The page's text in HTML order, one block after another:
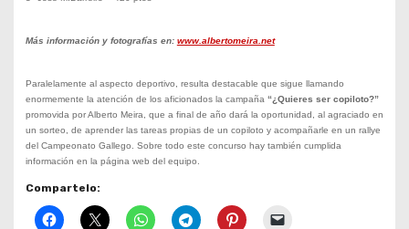
Más información y fotografías en: www.albertomeira.net
Paralelamente al aspecto deportivo, resulta destacable que sigue llamando
enormemente la atención de los aficionados la campaña “¿Quieres ser copiloto?”
promovida por Alberto Meira, que a final de año dará la oportunidad, al agraciado en
un sorteo, de aprender las tareas propias de un copiloto y acompañarle en un rallye
del Campeonato Gallego. Sobre todo este concurso hay también cumplida
información en la página web del equipo.
Compartelo: